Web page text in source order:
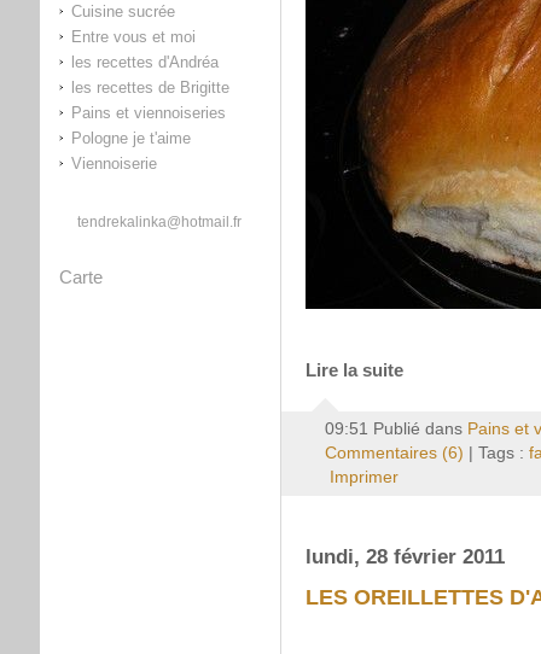
Cuisine sucrée
Entre vous et moi
les recettes d'Andréa
les recettes de Brigitte
Pains et viennoiseries
Pologne je t'aime
Viennoiserie
tendrekalinka@hotmail.fr
Carte
Lire la suite
09:51 Publié dans Pains et
Commentaires (6) | Tags :
Imprimer
lundi, 28 février 2011
LES OREILLETTES